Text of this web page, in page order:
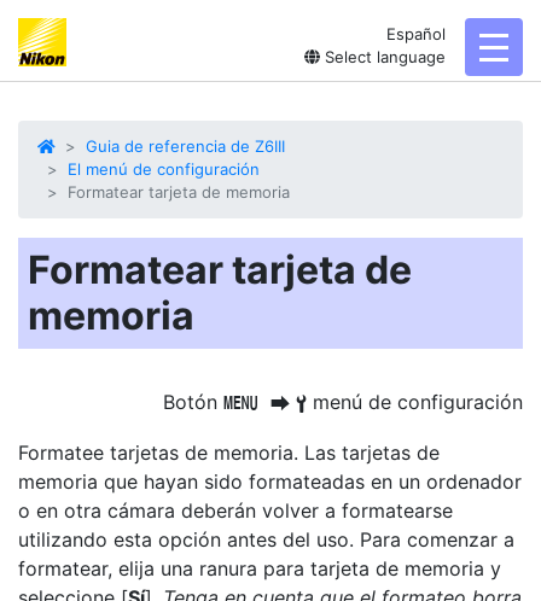
Español
Select language
Guia de referencia de Z6III
El menú de configuración
Formatear tarjeta de memoria
Formatear tarjeta de
memoria
Botón G U B menú de configuración
Formatee tarjetas de memoria. Las tarjetas de
memoria que hayan sido formateadas en un ordenador
o en otra cámara deberán volver a formatearse
utilizando esta opción antes del uso. Para comenzar a
formatear, elija una ranura para tarjeta de memoria y